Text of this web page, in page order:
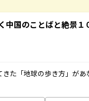
中国のことばと絶景１
た「地球の歩き方」が